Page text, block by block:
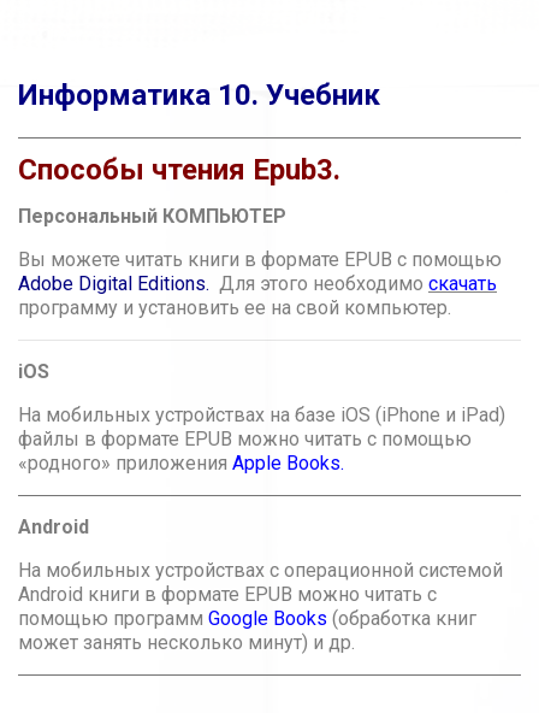
Информатика 10. Учебник
Способы чтения Epub3.
Персональный КОМПЬЮТЕР
Вы можете читать книги в формате EPUB с помощью
Adobe Digital Editions. Для этого необходимо скачать
программу и установить ее на свой компьютер.
iOS
На мобильных устройствах на базе iOS (iPhone и iPad)
файлы в формате EPUB можно читать с помощью
«родного» приложения Apple Books.
Android
На мобильных устройствах с операционной системой
Android книги в формате EPUB можно читать с
помощью программ Google Books (обработка книг
может занять несколько минут) и др.